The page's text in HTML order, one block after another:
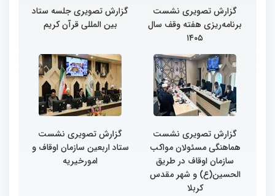
گزارش تصویری نشست
برنامه‌ریزی هفته وقف سال
۱۴۰۵
گزارش تصویری جلسه ستاد
بین المللی قرآن کریم
گزارش تصویری نشست
هماهنگی مسئولان مواکب
سازمان اوقاف در طریق
الحسین(ع) و شهر مقدس
کربلا
گزارش تصویری نشست
ستاد اربعین سازمان اوقاف و
امورخیریه